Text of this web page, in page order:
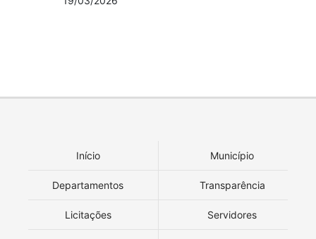
Início Município
Departamentos Transparência
Licitações Servidores